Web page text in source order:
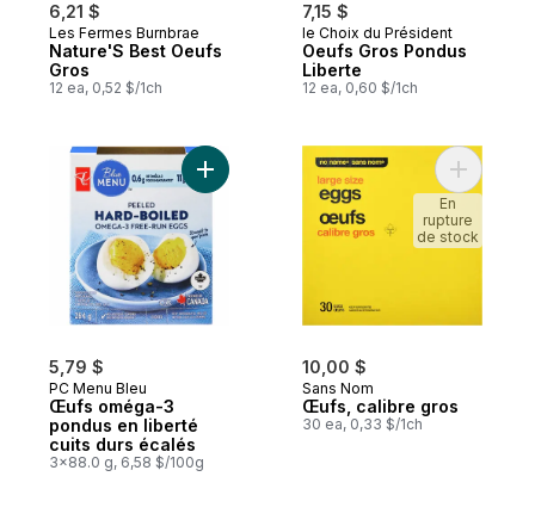
6,21 $
Les Fermes Burnbrae
Nature'S Best Oeufs
Gros
12 ea, 0,52 $/1ch
7,15 $
le Choix du Président
Oeufs Gros Pondus
Liberte
12 ea, 0,60 $/1ch
5,79 $
PC Menu Bleu
Œufs oméga-3
pondus en liberté
cuits durs écalés
3x88.0 g, 6,58 $/100g
Ajouter Œufs oméga-3 pondus en liberté
10,00 $
Sans Nom
Œufs, calibre gros
30 ea, 0,33 $/1ch
Ajouter
En
rupture
de stock